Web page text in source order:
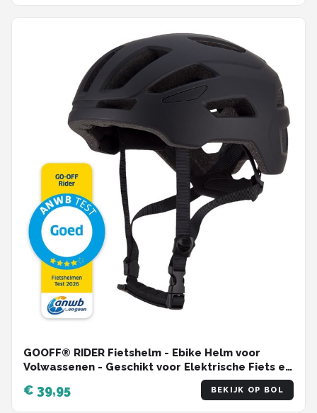
GOOFF® RIDER Fietshelm - Ebike Helm voor
Volwassenen - Geschikt voor Elektrische Fiets en
Racefiets - Dames en Heren - Zwart - M
€ 39,95 BEKIJK OP BOL